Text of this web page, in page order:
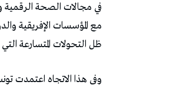
في مجالات الصحة الرقمية
مع المؤسسات الإفريقية
ظل التحولات المتسارعة
وفي هذا الاتجاه اعتمدت